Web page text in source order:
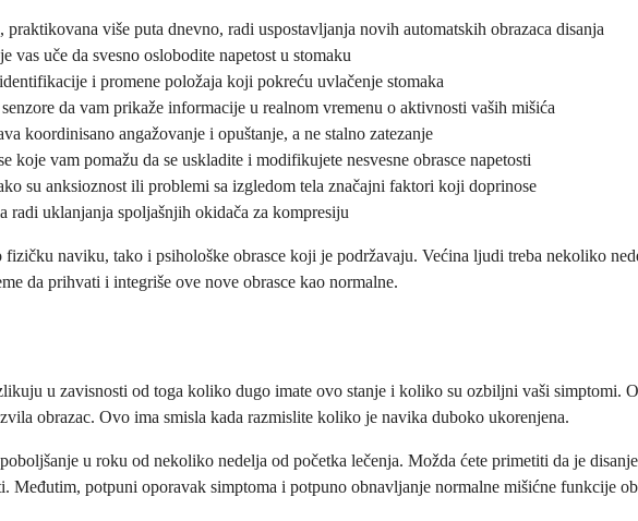
više puta dnevno, radi uspostavljanja novih automatskih obrazaca disanja
vas uče da svesno oslobodite napetost u stomaku
i promene položaja koji pokreću uvlačenje stomaka
da vam prikaže informacije u realnom vremenu o aktivnosti vaših mišića
koordinisano angažovanje i opuštanje, a ne stalno zatezanje
koje vam pomažu da se uskladite i modifikujete nesvesne obrasce napetosti
su anksioznost ili problemi sa izgledom tela značajni faktori koji doprinose
uklanjanja spoljašnjih okidača za kompresiju
naviku, tako i psihološke obrasce koji je podržavaju. Većina ljudi treba nekoliko
da prihvati i integriše ove nove obrasce kao normalne.
u zavisnosti od toga koliko dugo imate ovo stanje i koliko su ozbiljni vaši simptomi.
obrazac. Ovo ima smisla kada razmislite koliko je navika duboko ukorenjena.
u roku od nekoliko nedelja od početka lečenja. Možda ćete primetiti da je
Međutim, potpuni oporavak simptoma i potpuno obnavljanje normalne mišićne funkcije